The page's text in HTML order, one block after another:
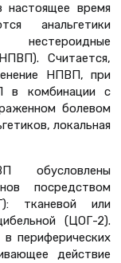
настоящее время
анальгетики
Считается,
НПВП, при
в комбинации с
болевом
локальная
обусловлены
посредством
тканевой или
(ЦОГ-2).
периферических
действие